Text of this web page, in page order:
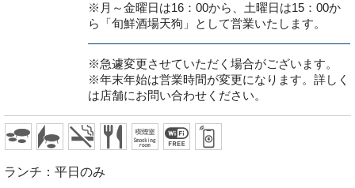
※月～金曜日は16：00から、土曜日は15：00か
ら「旬鮮酒場天狗」として営業いたします。
※急遽変更させていただく場合がございます。
※年末年始は営業時間が変更になります。詳しく
は店舗にお問い合わせください。
ランチ：平日のみ